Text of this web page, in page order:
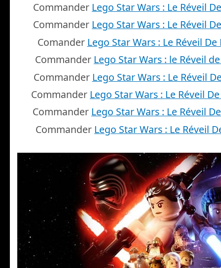
Commander Lego Star Wars : Le Réveil
Commander Lego Star Wars : Le Réveil
Comander Lego Star Wars : Le Réveil De
Commander Lego Star Wars : le Réveil
Commander Lego Star Wars : Le Réveil
Commander Lego Star Wars : Le Réveil
Commander Lego Star Wars : Le Réveil
Commander Lego Star Wars : Le Réveil